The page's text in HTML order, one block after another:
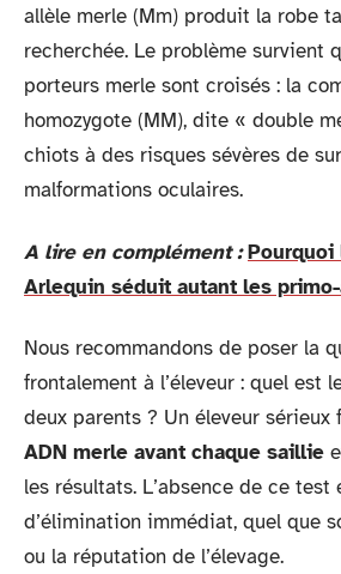
allèle merle (Mm) produit la robe
recherchée. Le problème survient
porteurs merle sont croisés : la
homozygote (MM), dite « double
chiots à des risques sévères de
malformations oculaires.
A lire en complément : Pourquoi
Arlequin séduit autant les
Nous recommandons de poser la
frontalement à l’éleveur : quel est
deux parents ? Un éleveur sérieux
ADN merle avant chaque saillie
les résultats. L’absence de ce test
d’élimination immédiat, quel que
ou la réputation de l’élevage.